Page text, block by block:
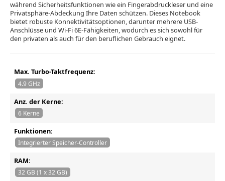
während Sicherheitsfunktionen wie ein Fingerabdruckleser und eine
Privatsphäre-Abdeckung Ihre Daten schützen. Dieses Notebook
bietet robuste Konnektivitätsoptionen, darunter mehrere USB-
Anschlüsse und Wi-Fi 6E-Fähigkeiten, wodurch es sich sowohl für
den privaten als auch für den beruflichen Gebrauch eignet.
Max. Turbo-Taktfrequenz:
4.9 GHz
Anz. der Kerne:
6 Kerne
Funktionen:
Integrierter Speicher-Controller
RAM:
32 GB (1 x 32 GB)